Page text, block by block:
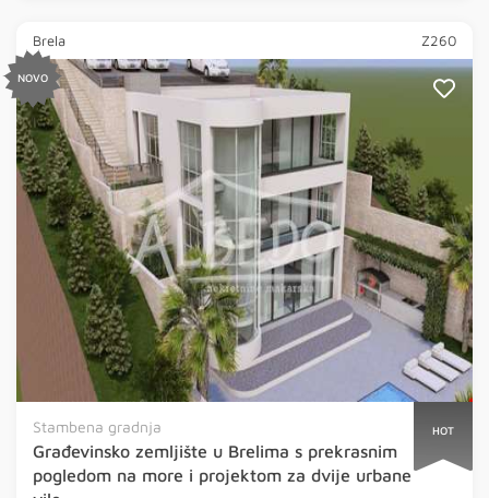
Brela Z260
HOT
NOVO
Stambena gradnja
Građevinsko zemljište u Brelima s prekrasnim
pogledom na more i projektom za dvije urbane